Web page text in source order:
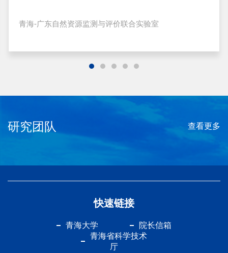
青海-广东自然资源监测与评价联合实验室
研究团队 查看更多
快速链接
青海大学
院长信箱
青海省科学技术
厅